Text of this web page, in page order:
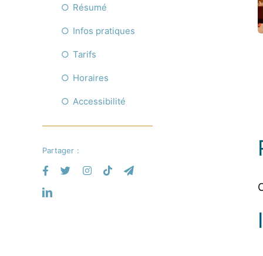
Résumé
Infos pratiques
Tarifs
Horaires
Accessibilité
Partager :